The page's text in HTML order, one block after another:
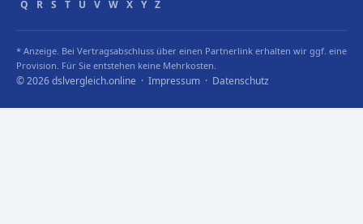
Q R S T U V W X Y Z
* Anzeige. Bei Vertragsabschluss über einen Partnerlink erhalten wir ggf. eine
Provision. Für Sie entstehen keine Mehrkosten.
© 2026 dslvergleich.online · Impressum · Datenschutz